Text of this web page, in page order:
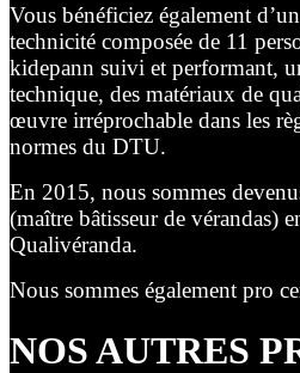
Vous bénéficiez également
technicité composée de 11
kidepann suivi et performant,
technique, des matériaux de
œuvre irréprochable dans les
normes du DTU.
En 2015, nous sommes
(maître bâtisseur de vérandas)
Qualivéranda.
Nous sommes également pro
NOS AUTRES